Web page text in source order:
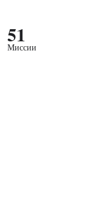
51
Миссии